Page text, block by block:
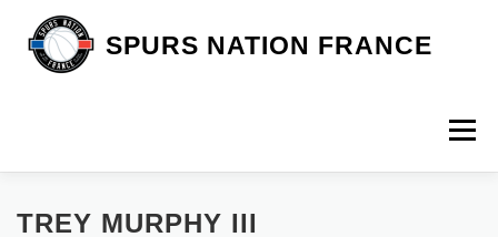
contenu
SPURS NATION FRANCE
Menu
DEVENIR MEMBRE LA BOUTIQUE SNF
TREY MURPHY III